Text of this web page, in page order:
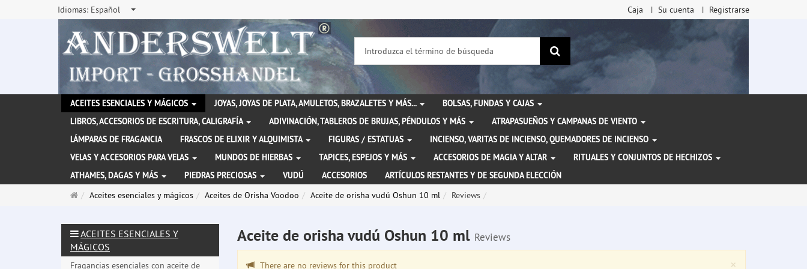
Idiomas: Español Caja Su cuenta Registrarse
Buscar
ACEITES ESENCIALES Y MÁGICOS JOYAS, JOYAS DE PLATA, AMULETOS, BRAZALETES Y MÁS...
BOLSAS, FUNDAS Y CAJAS
LIBROS, ACCESORIOS DE ESCRITURA, CALIGRAFÍA
ADIVINACIÓN, TABLEROS DE BRUJAS, PÉNDULOS Y MÁS
ATRAPASUEÑOS Y CAMPANAS DE VIENTO
LÁMPARAS DE FRAGANCIA
FRASCOS DE ELIXIR Y ALQUIMISTA FIGURAS / ESTATUAS
INCIENSO, VARITAS DE INCIENSO, QUEMADORES DE INCIENSO
VELAS Y ACCESORIOS PARA VELAS
MUNDOS DE HIERBAS TAPICES, ESPEJOS Y MÁS ACCESORIOS DE MAGIA Y ALTAR
RITUALES Y CONJUNTOS DE HECHIZOS
ATHAMES, DAGAS Y MÁS
PIEDRAS PRECIOSAS VUDÚ ACCESORIOS
ARTÍCULOS RESTANTES Y DE SEGUNDA ELECCIÓN
PáginaAceites esenciales y mágicos Aceites de Orisha Voodoo Aceite de orisha vudú Oshun 10 ml Reviews
Aceite de orisha vudú Oshun 10 ml Reviews
×
There are no reviews for this product
ACEITES ESENCIALES Y
MÁGICOS
Fragancias esenciales con aceite de